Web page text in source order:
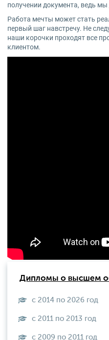
получении документа, ведь
Работа мечты может стать
первый шаг навстречу. Не
наши корочки проходят все
клиентом.
Дипломы о высшем
с 2014 по 2026 год
с 2011 по 2013 год
с 2009 по 2011 год